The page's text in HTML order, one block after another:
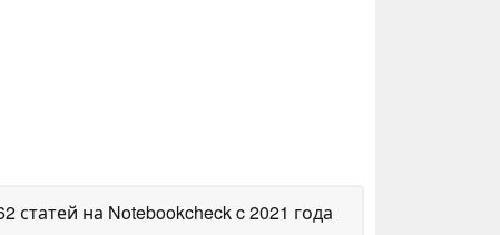
статей на Notebookcheckc 2021 года